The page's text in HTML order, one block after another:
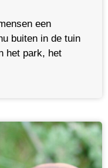
een
buiten in de tuin
het park, het